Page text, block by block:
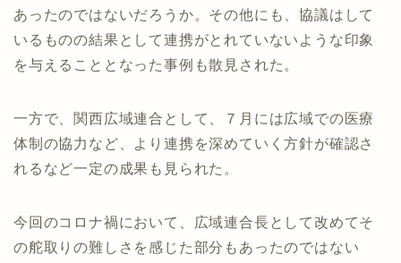
あったのではないだろうか。その他にも、協議はして
いるものの結果として連携がとれていないような印象
を与えることとなった事例も散見された。
一方で、関西広域連合として、７月には広域での医療
体制の協力など、より連携を深めていく方針が確認さ
れるなど一定の成果も見られた。
今回のコロナ禍において、広域連合長として改めてそ
の舵取りの難しさを感じた部分もあったのではない